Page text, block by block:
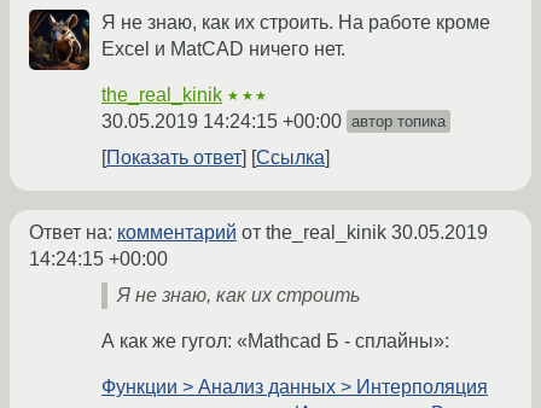
Я не знаю, как их строить. На работе кроме
Excel и MatCAD ничего нет.
the_real_kinik ★★★
30.05.2019 14:24:15 +00:00 автор топика
Показать ответ Ссылка
Ответ на: комментарий от the_real_kinik 30.05.2019
14:24:15 +00:00
Я не знаю, как их строить
А как же гугол: «Mathcad Б - сплайны»:
Функции > Анализ данных > Интерполяция